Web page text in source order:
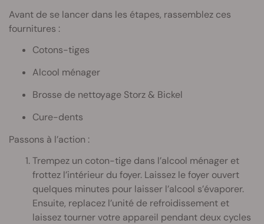
Avant de se lancer dans les étapes, rassemblez ces
fournitures :
Cotons-tiges
Alcool ménager
Brosse de nettoyage Storz & Bickel
Cure-dents
Passons à l’action :
Trempez un coton-tige dans l’alcool ménager et
frottez l’intérieur du foyer. Laissez le foyer ouvert
quelques minutes pour laisser l’alcool s’évaporer.
Ensuite, replacez l’unité de refroidissement et
laissez tourner votre appareil pendant deux cycles